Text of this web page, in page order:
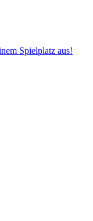
Spielplatz aus!